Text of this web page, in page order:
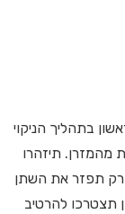
בתהליך הניקוי
מהמזרן. תיזהרו
רק תפזר את השתן
תצטרכו להרטיב